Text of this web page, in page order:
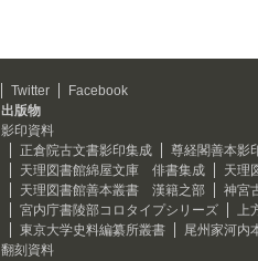
Twitter
Facebook
出版物
影印資料
正倉院古文書影印集成
尊経閣善本影
天理図書館綿屋文庫 俳書集成
天理
天理図書館善本叢書 漢籍之部
神宮
宮内庁書陵部コロタイプシリーズ
上
東京大学史料編纂所叢書
尾州家河内
翻刻資料